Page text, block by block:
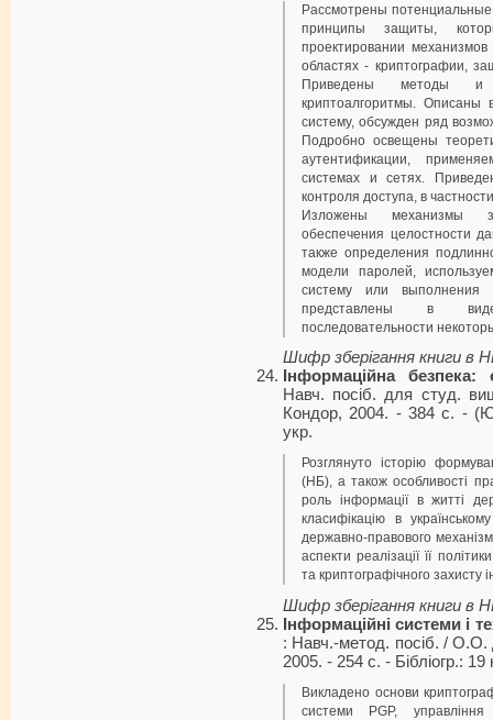
Рассмотрены
принципы защиты,
проектировании
областях - криптографии,
Приведены методы и
криптоалгоритмы. Описаны
систему, обсужден ряд
Подробно освещены
аутентификации,
системах и сетях.
контроля доступа, в
Изложены механизмы
обеспечения целостности
также определения
модели паролей,
систему или выполнения
представлены в
последовательности
Шифр зберігання книги в
Інформаційна безпека:
Навч. посіб. для студ.
Кондор, 2004. - 384 с. -
укp.
Розглянуто історію
(НБ), а також особливості
роль інформації в житті
класифікацію в
державно-правового
аспекти реалізації її
та криптографічного захисту
Шифр зберігання книги в
Інформаційні системи і
: Навч.-метод. посіб. / О.О.
2005. - 254 с. - Бібліогр.: 19
Викладено основи
системи PGP,